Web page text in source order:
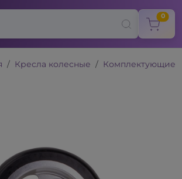
0
Кресла колесные Комплектующие